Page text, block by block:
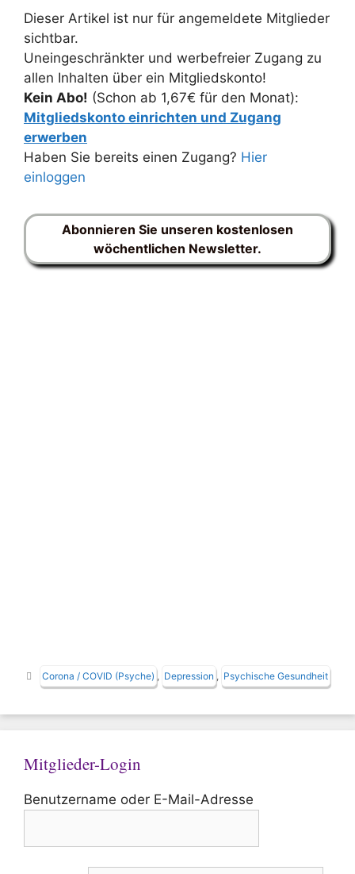
Dieser Artikel ist nur für angemeldete Mitglieder
sichtbar.
Uneingeschränkter und werbefreier Zugang zu
allen Inhalten über ein Mitgliedskonto!
Kein Abo! (Schon ab 1,67€ für den Monat):
Mitgliedskonto einrichten und Zugang
erwerben
Haben Sie bereits einen Zugang? Hier
einloggen
Abonnieren Sie unseren kostenlosen
wöchentlichen Newsletter.
Schlagwörter
Corona / COVID (Psyche) Depression Psychische Gesundheit
Mitglieder-Login
Benutzername oder E-Mail-Adresse